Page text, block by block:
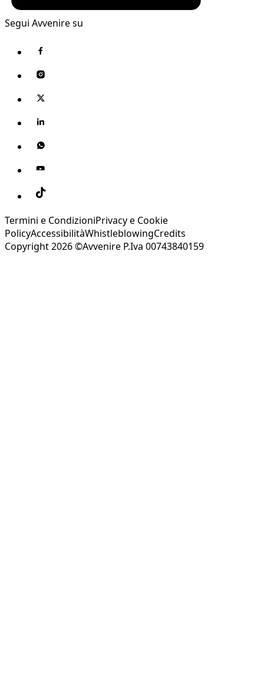
Segui Avvenire su
Termini e CondizioniPrivacy e Cookie
PolicyAccessibilitàWhistleblowingCredits
Copyright 2026 ©Avvenire P.Iva 00743840159